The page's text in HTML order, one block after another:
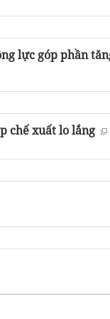
lực góp phần
chế xuất lo lắng